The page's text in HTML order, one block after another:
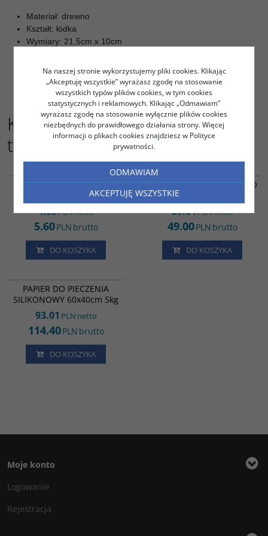
Materiał: drewno
Kształt: łódka
Wymiary: 21,5cm x 10cm
Kupujący ten produkt kupili
także:
FF10389
PATYCZKI 9CM GOLF A200
4.55PLNnetto
5.60PLN brutto
DO KOSZYKA
PAPIER TOALETOWY JUMBO
BIAŁY S 2W A12
39.84PLNnetto
49.00PLN brutto
DO KOSZYKA
PAPIER DO PIECZENIA
SILIKONOWY 60x40cm 5kg
93.01 PLN netto
114.40PLN brutto
DO KOSZYKA
Moje konto
Logowanie
Rejestracja
Na naszej stronie wykorzystujemy pliki cookies. Klikając
„Akceptuję wszystkie” wyrażasz zgodę na stosowanie
wszystkich typów plików cookies, w tym cookies
statystycznych i reklamowych. Klikając „Odmawiam”
wyrażasz zgodę na stosowanie wyłącznie plików cookies
niezbędnych do prawidłowego działania strony. Więcej
informacji o plikach cookies znajdziesz w Polityce
prywatności.
ODMAWIAM
AKCEPTUJĘ WSZYSTKIE